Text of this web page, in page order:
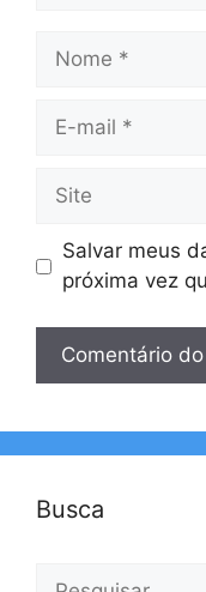
Nome
Site
Salvar meus
próxima vez
Busca